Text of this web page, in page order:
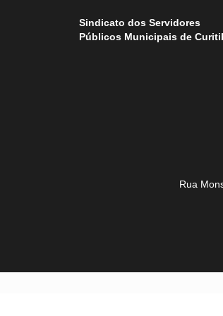
Sindicato dos Servidores
Públicos Municipais de
Rua